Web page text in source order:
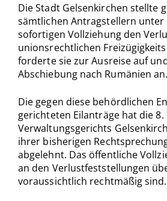
Die Stadt Gelsenkirchen stellte
sämtlichen Antragstellern
sofortigen Vollziehung den
unionsrechtlichen
forderte sie zur Ausreise auf
Abschiebung nach Rumänien an.
Die gegen diese behördlichen
gerichteten Eilanträge hat die 8.
Verwaltungsgerichts
ihrer bisherigen
abgelehnt. Das öffentliche
an den Verlustfeststellungen
voraussichtlich rechtmäßig sind.